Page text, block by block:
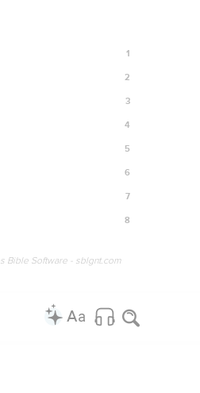
1
2
3
4
5
6
7
8
Bible Software - sblgnt.com